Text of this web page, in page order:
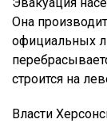
Она
официальных
строится на
Власти